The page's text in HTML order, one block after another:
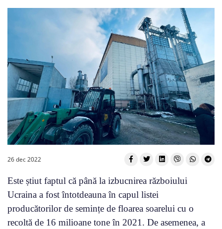
26 dec 2022
Este știut faptul că până la izbucnirea războiului
Ucraina a fost întotdeauna în capul listei
producătorilor de semințe de floarea soarelui cu o
recoltă de 16 milioane tone în 2021. De asemenea, a